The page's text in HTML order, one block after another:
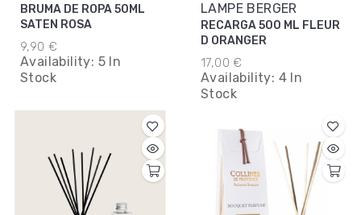
BRUMA DE ROPA 50ML
SATEN ROSA
9,90 €
Availability: 5 In
Stock
LAMPE BERGER
RECARGA 500 ML FLEUR
D ORANGER
17,00 €
Availability: 4 In
Stock